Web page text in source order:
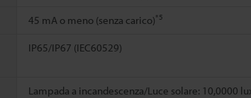
45 mA o meno (senza carico)*5
IP65/IP67 (IEC60529)
Lampada a incandescenza/Luce solare: 10,0000